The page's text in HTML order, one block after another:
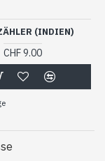
(INDIEN)
CHF 9.00